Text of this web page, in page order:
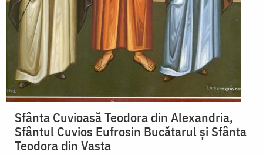
Sfânta Cuvioasă Teodora din Alexandria,
Sfântul Cuvios Eufrosin Bucătarul și Sfânta
Teodora din Vasta